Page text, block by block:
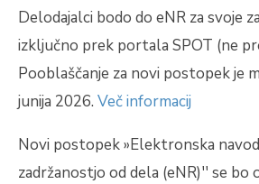
Delodajalci bodo do eNR za svoje
izključno prek portala SPOT (ne
Pooblaščanje za novi postopek je
junija 2026. Več informacij
Novi postopek »Elektronska
zadržanostjo od dela (eNR)'' se bo